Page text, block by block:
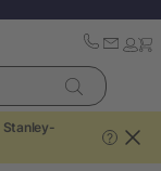
Stanley-
?